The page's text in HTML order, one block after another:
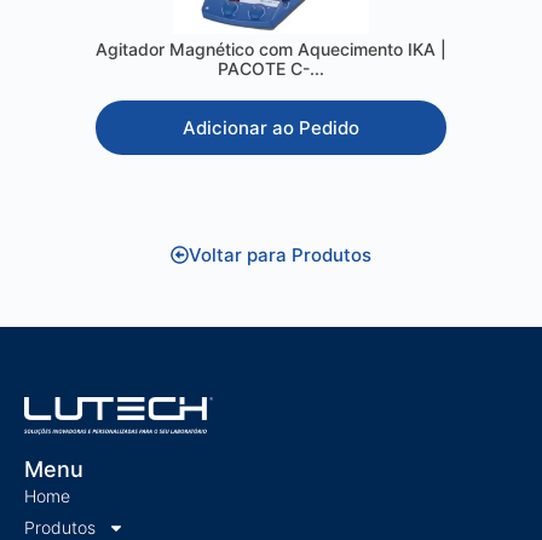
Agitador Magnético com Aquecimento IKA |
PACOTE C-...
Adicionar ao Pedido
Voltar para Produtos
Menu
Home
Produtos